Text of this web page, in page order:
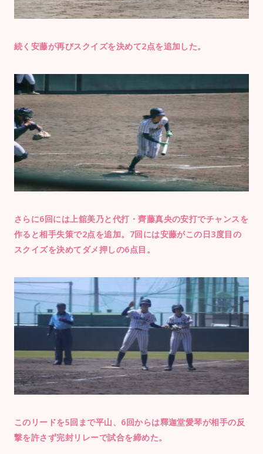
続く安藤が再びスクイズを決めて2点を追加した。
さらに6回には上舘美乃と代打・齊藤真央の安打でチャンスを
作ると相手失策で2点を追加。7回には安藤がこの日3度目の
スクイズを決めてダメ押しの6点目。
このリードを5回まで平山、6回からは釋迦堂愛琴が相手の反
撃を許さず完封リレーで試合を締めた。